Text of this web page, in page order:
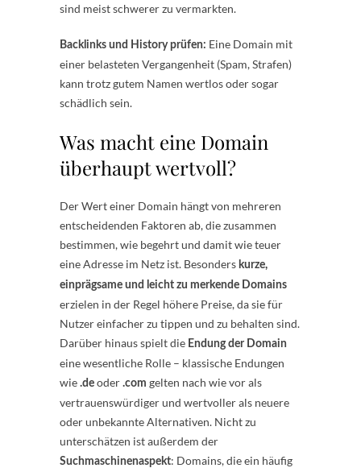
sind meist schwerer zu vermarkten.
Backlinks und History prüfen: Eine Domain mit
einer belasteten Vergangenheit (Spam, Strafen)
kann trotz gutem Namen wertlos oder sogar
schädlich sein.
Was macht eine Domain
überhaupt wertvoll?
Der Wert einer Domain hängt von mehreren
entscheidenden Faktoren ab, die zusammen
bestimmen, wie begehrt und damit wie teuer
eine Adresse im Netz ist. Besonders kurze,
einprägsame und leicht zu merkende Domains
erzielen in der Regel höhere Preise, da sie für
Nutzer einfacher zu tippen und zu behalten sind.
Darüber hinaus spielt die Endung der Domain
eine wesentliche Rolle – klassische Endungen
wie .de oder .com gelten nach wie vor als
vertrauenswürdiger und wertvoller als neuere
oder unbekannte Alternativen. Nicht zu
unterschätzen ist außerdem der
Suchmaschinenaspekt: Domains, die ein häufig